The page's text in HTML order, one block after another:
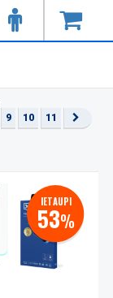
9 10 11
IETAUPI
53%